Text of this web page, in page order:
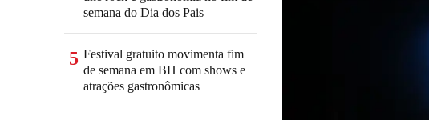
semana do Dia dos Pais
5 Festival gratuito movimenta fim
de semana em BH com shows e
atrações gastronômicas